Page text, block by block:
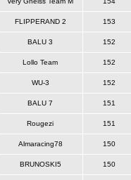
FLIPPERAND 2 153
BALU 3 152
Lollo Team 152
WU-3 152
BALU 7 151
Rougezi 151
Almaracing78 150
BRUNOSKI5 150